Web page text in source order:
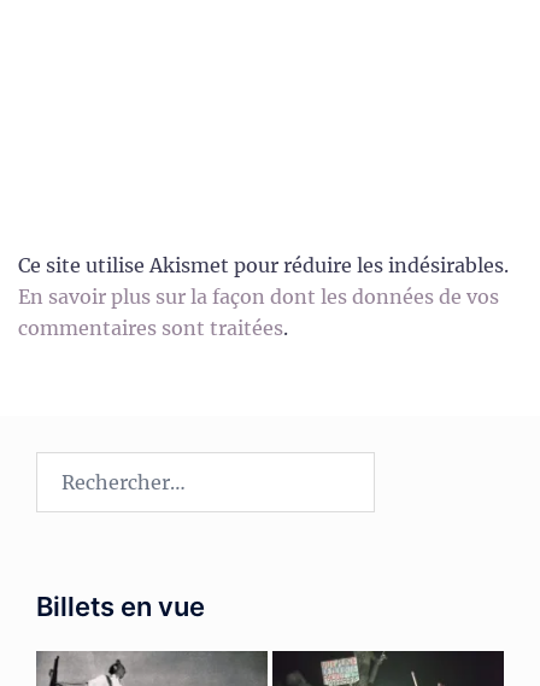
Ce site utilise Akismet pour réduire les indésirables.
En savoir plus sur la façon dont les données de vos
commentaires sont traitées.
Billets en vue